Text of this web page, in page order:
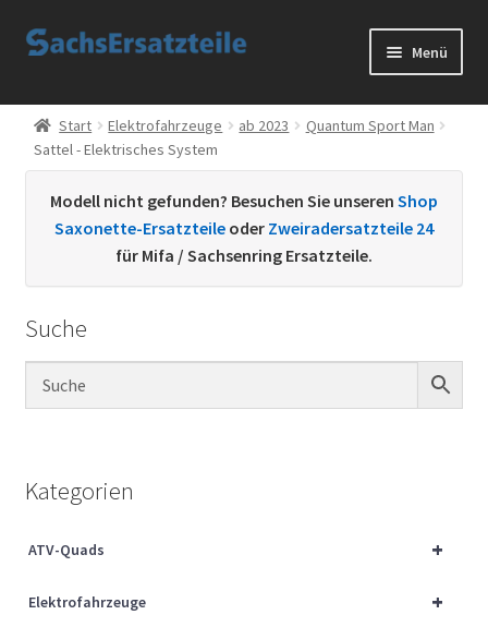
Zur
Zum
Menü
Start
AGB
Datenschutzerklärung
Kontakt
Sachs Ersatzteile
Über uns
Start Elektrofahrzeuge ab 2023
Quantum Sport Man
Sattel - Elektrisches System
Modell nicht gefunden? Besuchen Sie unseren Shop
Saxonette-Ersatzteile oder Zweiradersatzteile 24
für Mifa / Sachsenring Ersatzteile.
Suche
Kategorien
+
ATV-Quads
+
Elektrofahrzeuge